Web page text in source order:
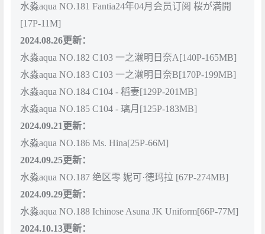
水淼aqua NO.181 Fantia24年04月会员订阅 桜が満開
[17P-11M]
2024.08.26更新：
水淼aqua NO.182 C103 一之濑明日奈A[140P-165MB]
水淼aqua NO.183 C103 一之濑明日奈B[170P-199MB]
水淼aqua NO.184 C104 - 稻妻[129P-201MB]
水淼aqua NO.185 C104 - 璃月[125P-183MB]
2024.09.21更新：
水淼aqua NO.186 Ms. Hina[25P-66M]
2024.09.25更新：
水淼aqua NO.187 绝区零 妮可·德玛拉 [67P-274MB]
2024.09.29更新：
水淼aqua NO.188 Ichinose Asuna JK Uniform[66P-77M]
2024.10.13更新：